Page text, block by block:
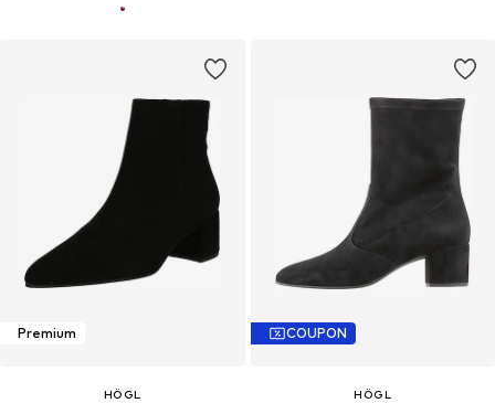
Premium
HÖGL
COUPON
HÖGL